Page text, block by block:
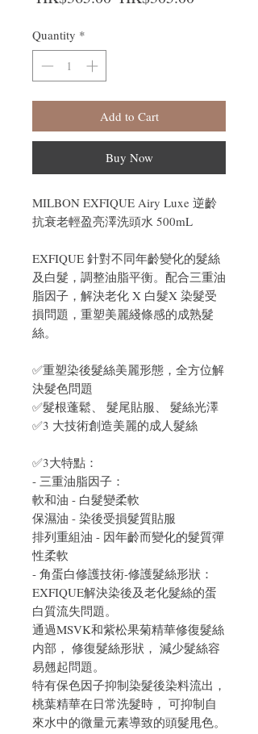
Quantity *
Add to Cart
Buy Now
MILBON EXFIQUE Airy Luxe 逆齡
抗衰老輕盈亮澤洗頭水 500mL
EXFIQUE 針對不同年齡變化的髮絲
及白髮，調整油脂平衡。配合三重油
脂因子，解決老化 X 白髮X 染髮受
損問題，重塑美麗綫條感的成熟髮
絲。
✅重塑染後髮絲美麗形態，全方位解
決髮色問題
✅髮根蓬鬆、 髮尾貼服、 髮絲光澤
✅3 大技術創造美麗的成人髮絲
✅3大特點：
- 三重油脂因子：
軟和油 - 白髮變柔軟
保濕油 - 染後受損髮質貼服
排列重組油 - 因年齡而變化的髮質彈
性柔軟
- 角蛋白修護技術-修護髮絲形狀：
EXFIQUE解決染後及老化髮絲的蛋
白質流失問題。
通過MSVK和紫松果菊精華修復髮絲
内部， 修復髮絲形狀， 減少髮絲容
易翹起問題。
特有保色因子抑制染髮後染料流出，
桃葉精華在日常洗髮時， 可抑制自
來水中的微量元素導致的頭髮甩色。